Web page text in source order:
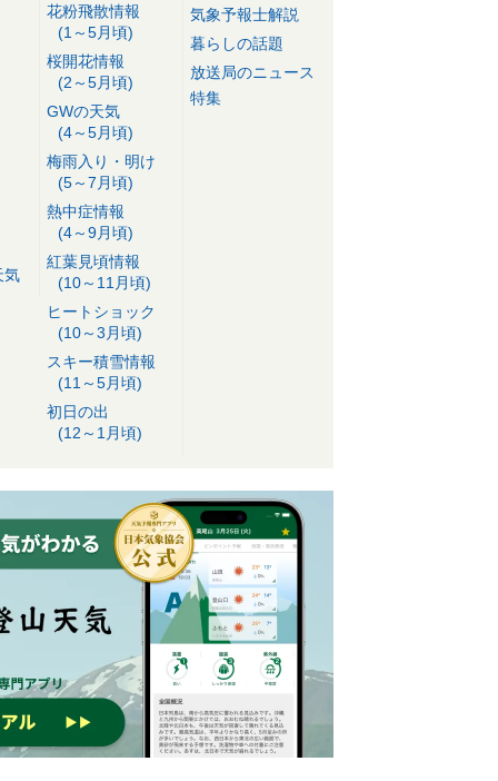
気
花粉飛散情報
(1～5月頃)
桜開花情報
(2～5月頃)
GWの天気
(4～5月頃)
梅雨入り・明け
(5～7月頃)
熱中症情報
(4～9月頃)
紅葉見頃情報
(10～11月頃)
ヒートショック
(10～3月頃)
スキー積雪情報
(11～5月頃)
初日の出
(12～1月頃)
気象予報士解説
暮らしの話題
放送局のニュース
特集